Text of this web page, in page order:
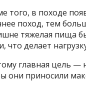
того, в походе
поход, тем
тяжелая пища
что делает
главная цель —
они приносили